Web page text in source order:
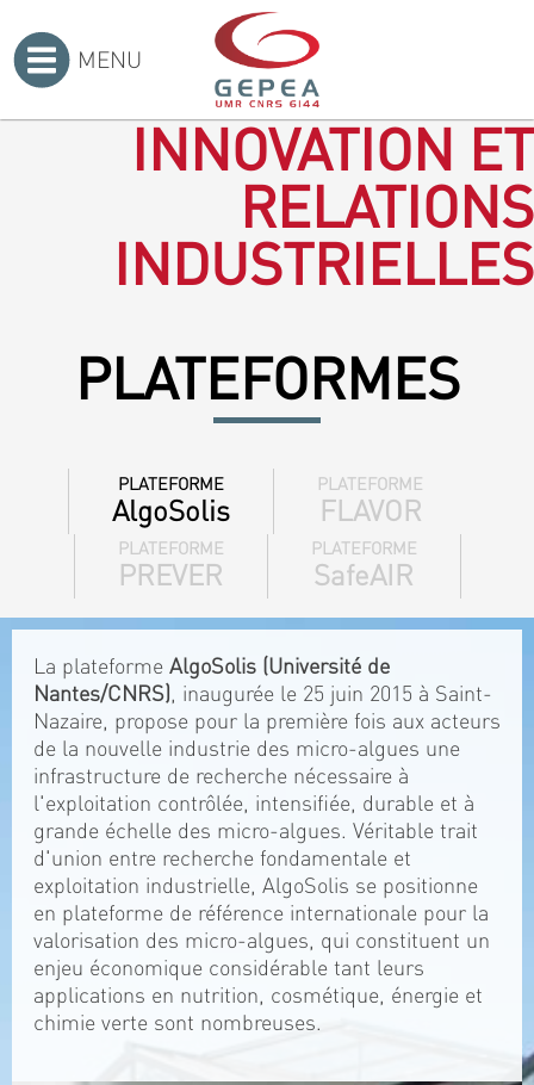
MENU
INNOVATION ET
RELATIONS
INDUSTRIELLES
PLATEFORMES
PLATEFORME
AlgoSolis
PLATEFORME
FLAVOR
PLATEFORME
PREVER
PLATEFORME
SafeAIR
La plateforme AlgoSolis (Université de
Nantes/CNRS), inaugurée le 25 juin 2015 à Saint-
Nazaire, propose pour la première fois aux acteurs
de la nouvelle industrie des micro-algues une
infrastructure de recherche nécessaire à
l'exploitation contrôlée, intensifiée, durable et à
grande échelle des micro-algues. Véritable trait
d'union entre recherche fondamentale et
exploitation industrielle, AlgoSolis se positionne
en plateforme de référence internationale pour la
valorisation des micro-algues, qui constituent un
enjeu économique considérable tant leurs
applications en nutrition, cosmétique, énergie et
chimie verte sont nombreuses.